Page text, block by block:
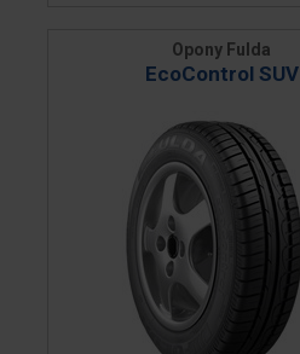
Opony Fulda
EcoControl SUV